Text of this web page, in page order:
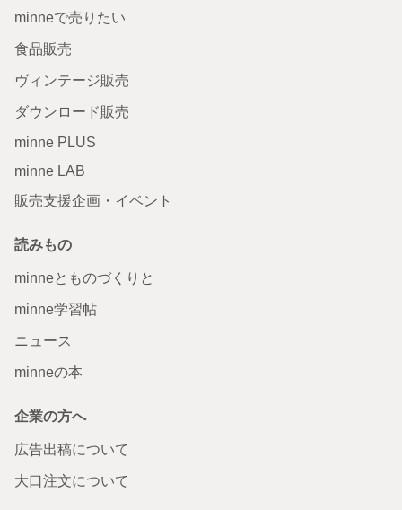
minneで売りたい
食品販売
ヴィンテージ販売
ダウンロード販売
minne PLUS
minne LAB
販売支援企画・イベント
読みもの
minneとものづくりと
minne学習帖
ニュース
minneの本
企業の方へ
広告出稿について
大口注文について